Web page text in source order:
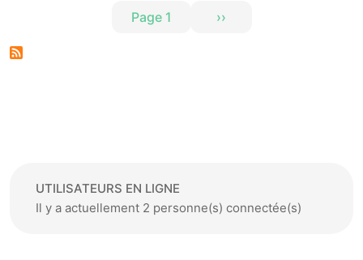
Page 1 ››
UTILISATEURS EN LIGNE
Il y a actuellement 2 personne(s) connectée(s)